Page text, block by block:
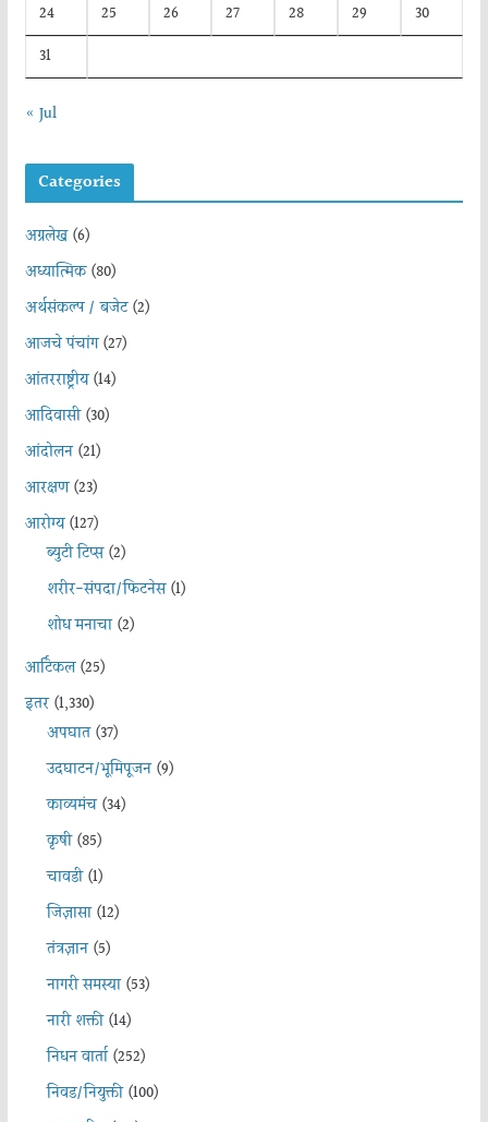
24
25 26 27 28 29
30
31
« Jul
Categories
अग्रलेख(6)
अध्यात्मिक(80)
अर्थसंकल्प / बजेट(2)
आजचे पंचांग(27)
आंतरराष्ट्रीय(14)
आदिवासी(30)
आंदोलन(21)
आरक्षण(23)
आरोग्य(127)
ब्युटी टिप्स(2)
शरीर-संपदा/फिटनेस(1)
शोध मनाचा(2)
आर्टिकल(25)
इतर(1,330)
अपघात(37)
उदघाटन/भूमिपूजन(9)
काव्यमंच(34)
कृषी(85)
चावडी(1)
जिज्ञासा(12)
तंत्रज्ञान(5)
नागरी समस्या(53)
नारी शक्ती(14)
निधन वार्ता(252)
निवड/नियुक्ती(100)